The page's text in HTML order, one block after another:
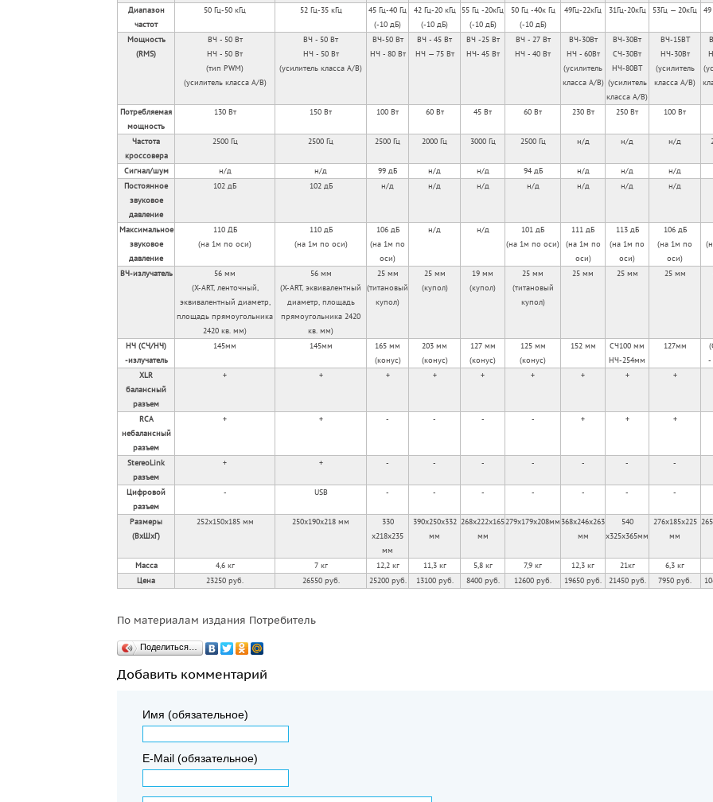
Диапазон
частот
50 Гц-50 кГц 52 Гц-35 кГц
45 Гц-40 Гц
(-10 дБ)
42 Гц-20 кГц
(-10 дБ)
55 Гц -20кГц
(-10 дБ)
50 Гц -40к Гц
(-10 дБ)
49Гц-22кГц 31Гц-20кГц 53Гц — 20кГц 49
Мощность
(RMS)
ВЧ - 50 Вт
НЧ - 50 Вт
(тип PWM)
(усилитель класса А/В)
ВЧ - 50 Вт
НЧ - 50 Вт
(усилитель класса А/В)
ВЧ-50 Вт
НЧ - 80 Вт
ВЧ - 45 Вт
НЧ — 75 Вт
ВЧ -25 Вт
НЧ- 45 Вт
ВЧ - 27 Вт
НЧ - 40 Вт
ВЧ-30Вт
НЧ - 60Вт
(усилитель
класса А/В)
ВЧ-30Вт
СЧ-30Вт
НЧ-80ВТ
(усилитель
класса А/В)
ВЧ-15ВТ
НЧ-30Вт
(усилитель
класса А/В)
Потребляемая
мощность
130 Вт 150 Вт 100 Вт 60 Вт 45 Вт 60 Вт 230 Вт 250 Вт 100 Вт
Частота
кроссовера
2500 Гц 2500 Гц 2500 Гц 2000 Гц 3000 Гц 2500 Гц н/д н/д н/д
Сигнал/шум н/д н/д 99 дБ н/д н/д 94 дБ н/д н/д н/д
Постоянное
звуковое
давление
102 дБ 102 дБ н/д н/д н/д н/д н/д н/д н/д
Максимальное
звуковое
давление
110 ДБ
(на 1м по оси)
110 дБ
(на 1м по оси)
106 дБ
(на 1м по
оси)
н/д н/д
101 дБ
(на 1м по оси)
111 дБ
(на 1м по
оси)
113 дБ
(на 1м по
оси)
106 дБ
(на 1м по
оси)
ВЧ-излучатель
56 мм
(X-ART, ленточный,
эквивалентный диаметр,
площадь прямоугольника
2420 кв. мм)
56 мм
(X-ART, эквивалентный
диаметр, площадь
прямоугольника 2420
кв. мм)
25 мм
(титановый
купол)
25 мм
(купол)
19 мм
(купол)
25 мм
(титановый
купол)
25 мм 25 мм 25 мм
НЧ (СЧ/НЧ)
-излучатель
145мм 145мм
165 мм
(конус)
203 мм
(конус)
127 мм
(конус)
125 мм
(конус)
152 мм
СЧ100 мм
НЧ-254мм
127мм
-
XLR
балансный
разъем
+ + + + + + + + +
RCA
небалансный
разъем
+ + - - - - + + +
StereoLink
разъем
+ + - - - - - - -
Цифровой
разъем
- USB - - - - - - -
Размеры
(ВхШхГ)
252x150x185 мм 250x190x218 мм
330
x218x235
мм
390x250x332
мм
268x222x165
мм
279x179x208мм368x246x263
мм
540
x325x365мм
276x185x225
мм
Масса 4,6 кг 7 кг 12,2 кг 11,3 кг 5,8 кг 7,9 кг 12,3 кг 21кг 6,3 кг
Цена
23250 руб. 26550 руб. 25200 руб. 13100 руб. 8400 руб. 12600 руб. 19650 руб. 21450 руб. 7950 руб.
По материалам издания Потребитель
Поделиться…
Добавить комментарий
Имя (обязательное)
E-Mail (обязательное)